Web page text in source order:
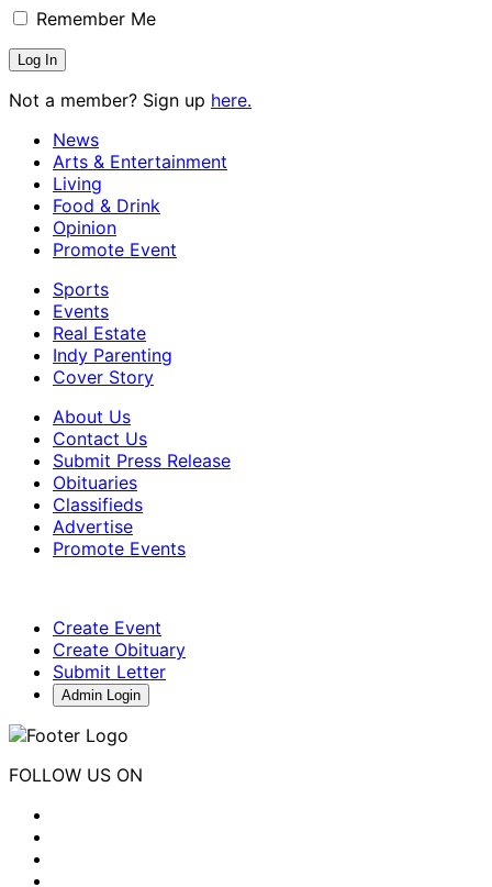
Remember Me
Not a member? Sign up here.
News
Arts & Entertainment
Living
Food & Drink
Opinion
Promote Event
Sports
Events
Real Estate
Indy Parenting
Cover Story
About Us
Contact Us
Submit Press Release
Obituaries
Classifieds
Advertise
Promote Events
Create Event
Create Obituary
Submit Letter
Admin Login
FOLLOW US ON